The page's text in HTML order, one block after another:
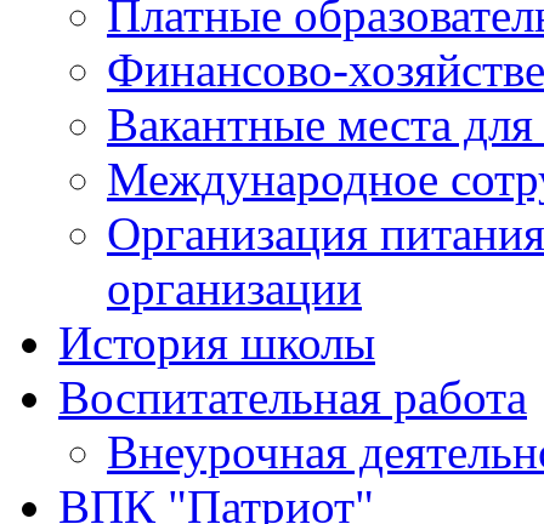
Платные
Финансово-
Вакантные места
Международное
Организация
организации
История школы
Воспитательная работа
Внеурочная
ВПК "Патриот"